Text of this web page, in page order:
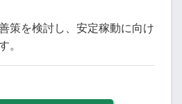
策を検討し、安定稼動に向け
。